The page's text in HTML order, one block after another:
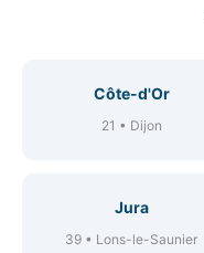
Côte-d'Or
21 • Dijon
Jura
39 • Lons-le-Saunier